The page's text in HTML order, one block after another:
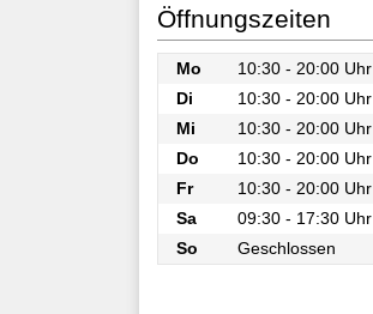
Öffnungszeiten
Mo
10:30 - 20:00 Uhr
Di
10:30 - 20:00 Uhr
Mi
10:30 - 20:00 Uhr
Do
10:30 - 20:00 Uhr
Fr
10:30 - 20:00 Uhr
Sa
09:30 - 17:30 Uhr
So
Geschlossen